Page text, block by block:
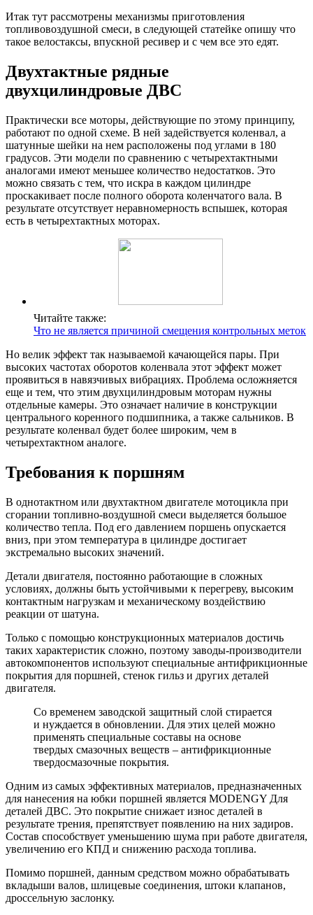
Итак тут рассмотрены механизмы приготовления
топливовоздушной смеси, в следующей статейке опишу что
такое велостаксы, впускной ресивер и с чем все это едят.
Двухтактные рядные
двухцилиндровые ДВС
Практически все моторы, действующие по этому принципу,
работают по одной схеме. В ней задействуется коленвал, а
шатунные шейки на нем расположены под углами в 180
градусов. Эти модели по сравнению с четырехтактными
аналогами имеют меньшее количество недостатков. Это
можно связать с тем, что искра в каждом цилиндре
проскакивает после полного оборота коленчатого вала. В
результате отсутствует неравномерность вспышек, которая
есть в четырехтактных моторах.
Читайте также:
Что не является причиной смещения контрольных меток
Но велик эффект так называемой качающейся пары. При
высоких частотах оборотов коленвала этот эффект может
проявиться в навязчивых вибрациях. Проблема осложняется
еще и тем, что этим двухцилиндровым моторам нужны
отдельные камеры. Это означает наличие в конструкции
центрального коренного подшипника, а также сальников. В
результате коленвал будет более широким, чем в
четырехтактном аналоге.
Требования к поршням
В однотактном или двухтактном двигателе мотоцикла при
сгорании топливно-воздушной смеси выделяется большое
количество тепла. Под его давлением поршень опускается
вниз, при этом температура в цилиндре достигает
экстремально высоких значений.
Детали двигателя, постоянно работающие в сложных
условиях, должны быть устойчивыми к перегреву, высоким
контактным нагрузкам и механическому воздействию
реакции от шатуна.
Только с помощью конструкционных материалов достичь
таких характеристик сложно, поэтому заводы-производители
автокомпонентов используют специальные антифрикционные
покрытия для поршней, стенок гильз и других деталей
двигателя.
Со временем заводской защитный слой стирается
и нуждается в обновлении. Для этих целей можно
применять специальные составы на основе
твердых смазочных веществ – антифрикционные
твердосмазочные покрытия.
Одним из самых эффективных материалов, предназначенных
для нанесения на юбки поршней является MODENGY Для
деталей ДВС. Это покрытие снижает износ деталей в
результате трения, препятствует появлению на них задиров.
Состав способствует уменьшению шума при работе двигателя,
увеличению его КПД и снижению расхода топлива.
Помимо поршней, данным средством можно обрабатывать
вкладыши валов, шлицевые соединения, штоки клапанов,
дроссельную заслонку.